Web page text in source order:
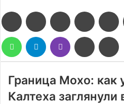
FacebookTwitter LinkedIn Pinterest
WhatsAppTelegram Viber
через
Граница Мохо: как
Калтеха заглянули